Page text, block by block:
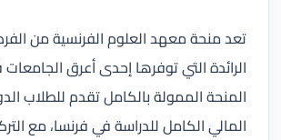
تعد منحة معهد العلوم الفرنسية من
الرائدة التي توفرها إحدى أعرق
المنحة الممولة بالكامل تقدم للطلاب
المالي الكامل للدراسة في فرنسا، مع